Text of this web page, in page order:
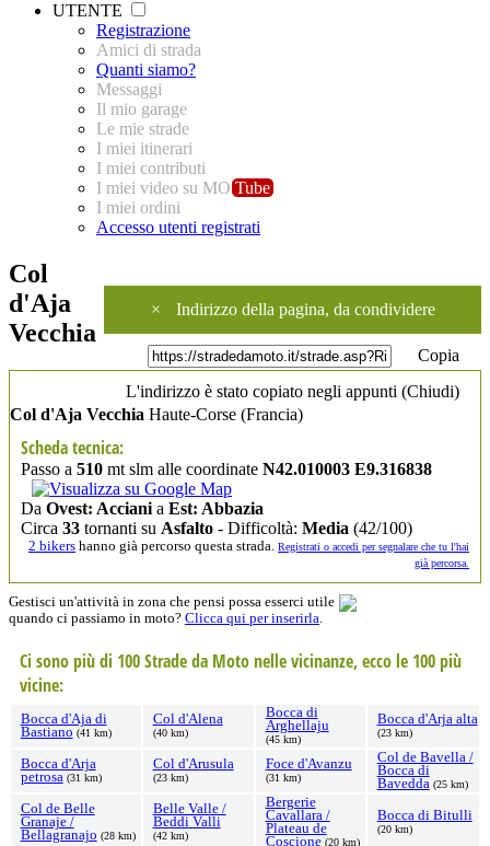
UTENTE
Registrazione
Amici di strada
Quanti siamo?
Messaggi
Il mio garage
Le mie strade
I miei itinerari
I miei contributi
I miei video su MO Tube
I miei ordini
Accesso utenti registrati
× Indirizzo della pagina, da condividere
Copia
L'indirizzo è stato copiato negli appunti (Chiudi)
Col
d'Aja
Vecchia
Col d'Aja Vecchia Haute-Corse (Francia)
Scheda tecnica:
Passo a 510 mt slm alle coordinate N42.010003 E9.316838
Da Ovest: Acciani a Est: Abbazia
Circa 33 tornanti su Asfalto - Difficoltà: Media (42/100)
2 bikers hanno già percorso questa strada. Registrati o accedi per segnalare che tu l'hai
già percorsa.
Gestisci un'attività in zona che pensi possa esserci utile
quando ci passiamo in moto? Clicca qui per inserirla.
Ci sono più di 100 Strade da Moto nelle vicinanze, ecco le 100 più
vicine:
Bocca d'Aja di
Bastiano (41 km)
Col d'Alena
(40 km)
Bocca di
Arghellaju
(45 km)
Bocca d'Arja alta
(23 km)
Bocca d'Arja
petrosa (31 km)
Col d'Arusula
(23 km)
Foce d'Avanzu
(31 km)
Col de Bavella /
Bocca di
Bavedda (25 km)
Col de Belle
Granaje /
Bellagranajo (28 km)
Belle Valle /
Beddi Valli
(42 km)
Bergerie
Cavallara /
Plateau de
Coscione (20 km)
Bocca di Bitulli
(20 km)